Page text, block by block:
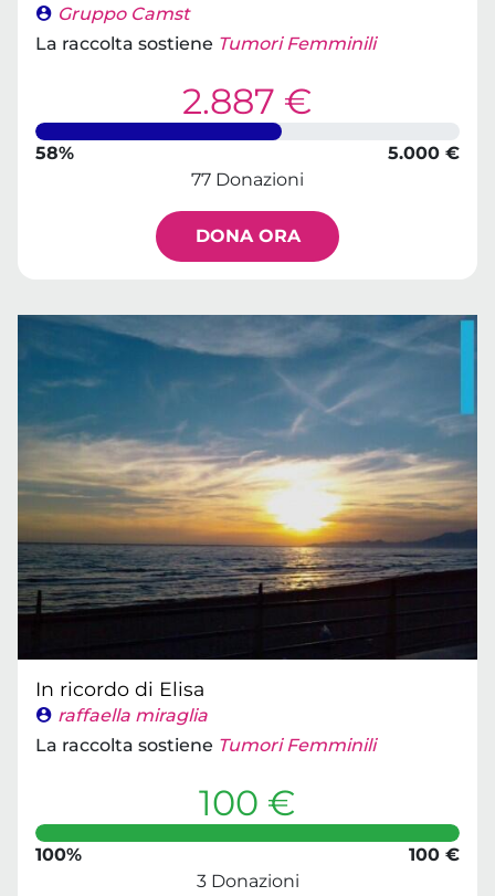
Gruppo Camst
La raccolta sostiene Tumori Femminili
2.887 €
58%
5.000 €
77 Donazioni
DONA ORA
In ricordo di Elisa
raffaella miraglia
La raccolta sostiene Tumori Femminili
100 €
100%
100 €
3 Donazioni